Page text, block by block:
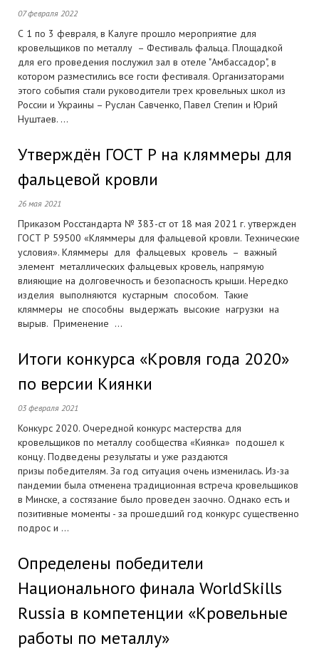
07 февраля 2022
С 1 по 3 февраля, в Калуге прошло мероприятие для
кровельщиков по металлу – Фестиваль фальца. Площадкой
для его проведения послужил зал в отеле "Амбассадор", в
котором разместились все гости фестиваля. Организаторами
этого события стали руководители трех кровельных школ из
России и Украины – Руслан Савченко, Павел Степин и Юрий
Нуштаев. ...
Утверждён ГОСТ Р на кляммеры для
фальцевой кровли
26 мая 2021
Приказом Росстандарта № 383-ст от 18 мая 2021 г. утвержден
ГОСТ Р 59500 «Кляммеры для фальцевой кровли. Технические
условия». Кляммеры для фальцевых кровель – важный
элемент металлических фальцевых кровель, напрямую
влияющие на долговечность и безопасность крыши. Нередко
изделия выполняются кустарным способом. Такие
кляммеры не способны выдержать высокие нагрузки на
вырыв. Применение ...
Итоги конкурса «Кровля года 2020»
по версии Киянки
03 февраля 2021
Конкурс 2020. Очередной конкурс мастерства для
кровельщиков по металлу сообщества «Киянка» подошел к
концу. Подведены результаты и уже раздаются
призы победителям. За год ситуация очень изменилась. Из-за
пандемии была отменена традиционная встреча кровельщиков
в Минске, а состязание было проведен заочно. Однако есть и
позитивные моменты - за прошедший год конкурс существенно
подрос и ...
Определены победители
Национального финала WorldSkills
Russia в компетенции «Кровельные
работы по металлу»